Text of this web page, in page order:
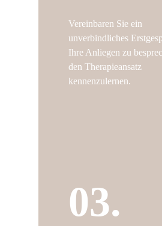
Vereinbaren Sie ein
unverbindliches
Ihre Anliegen zu
den Therapieansatz
kennenzulernen.
03.